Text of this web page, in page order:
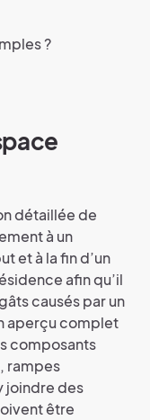
?
détaillée de
à un
et à la fin d’un
afin qu’il
causés par un
aperçu complet
composants
rampes
joindre des
être